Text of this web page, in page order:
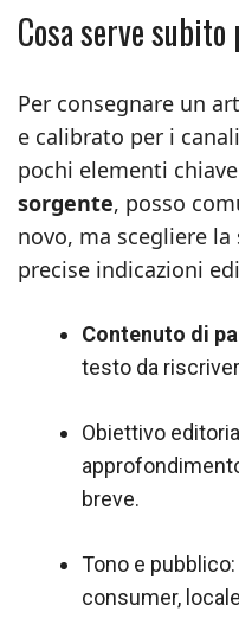
Cosa serve
Per consegnare un
e calibrato per i
pochi elementi
sorgente, posso
novo, ma scegliere
precise indicazioni
Contenuto di
testo da
Obiettivo
breve.
Tono e
consumer,